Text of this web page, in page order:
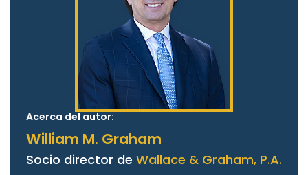
Acerca del autor:
William M. Graham
Socio director de Wallace & Graham, P.A.